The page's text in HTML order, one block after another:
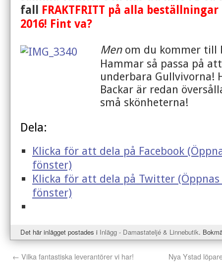
fall FRAKTFRITT på alla
2016! Fint va?
Menom du kommer till
Hammar så passa på
underbara Gullvivorna!
Backar är redan
små skönheterna!
Dela:
Klicka för att dela på Facebook
fönster)
Klicka för att dela på Twitter
fönster)
Det här inlägget postades i Inlägg - Damastateljé & Linnebutik.
← Vilka fantastiska leverantörer vi har! Nya Ystad